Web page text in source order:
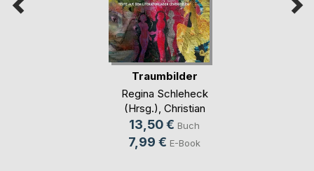
Traumbilder
Regina Schleheck
(Hrsg.), Christian
Linker (Hrsg.)
13,50 € Buch
7,99 € E-Book